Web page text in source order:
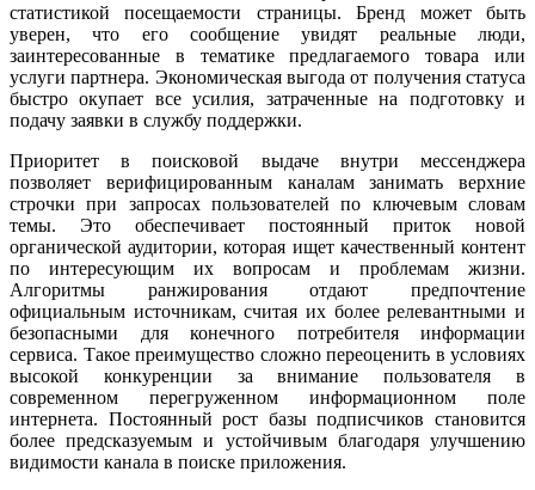
статистикой посещаемости страницы. Бренд может быть
уверен, что его сообщение увидят реальные люди,
заинтересованные в тематике предлагаемого товара или
услуги партнера. Экономическая выгода от получения статуса
быстро окупает все усилия, затраченные на подготовку и
подачу заявки в службу поддержки.
Приоритет в поисковой выдаче внутри мессенджера
позволяет верифицированным каналам занимать верхние
строчки при запросах пользователей по ключевым словам
темы. Это обеспечивает постоянный приток новой
органической аудитории, которая ищет качественный контент
по интересующим их вопросам и проблемам жизни.
Алгоритмы ранжирования отдают предпочтение
официальным источникам, считая их более релевантными и
безопасными для конечного потребителя информации
сервиса. Такое преимущество сложно переоценить в условиях
высокой конкуренции за внимание пользователя в
современном перегруженном информационном поле
интернета. Постоянный рост базы подписчиков становится
более предсказуемым и устойчивым благодаря улучшению
видимости канала в поиске приложения.